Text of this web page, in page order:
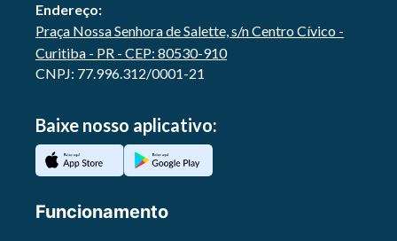
Endereço:
Praça Nossa Senhora de Salette, s/n Centro Cívico -
Curitiba - PR - CEP: 80530-910
CNPJ: 77.996.312/0001-21
Baixe nosso aplicativo:
Funcionamento